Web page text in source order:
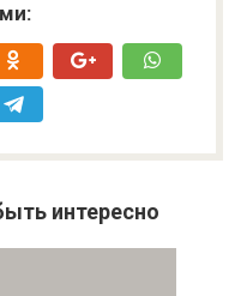
интересно